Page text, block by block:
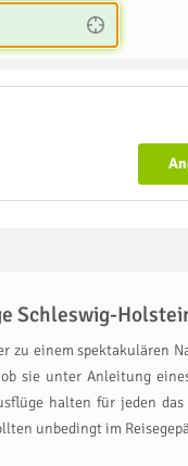
Schleswig-
zu einem spektakulären
sie unter Anleitung
halten für jeden
unbedingt im